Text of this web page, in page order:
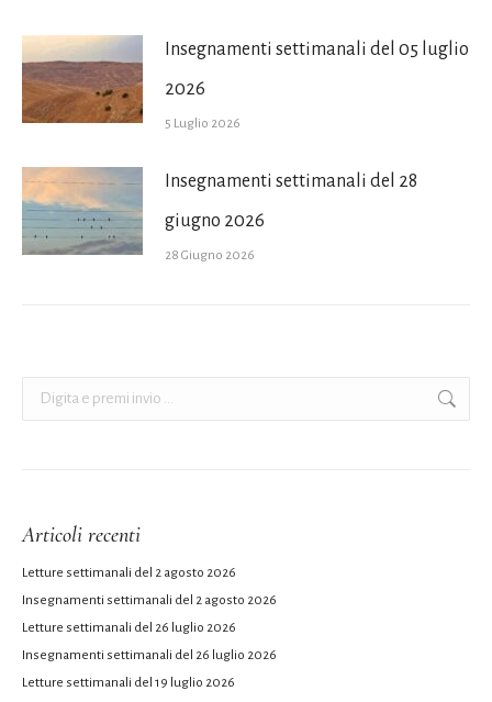
Insegnamenti settimanali del 05 luglio
2026
5 Luglio 2026
Insegnamenti settimanali del 28
giugno 2026
28 Giugno 2026
Articoli recenti
Letture settimanali del 2 agosto 2026
Insegnamenti settimanali del 2 agosto 2026
Letture settimanali del 26 luglio 2026
Insegnamenti settimanali del 26 luglio 2026
Letture settimanali del 19 luglio 2026